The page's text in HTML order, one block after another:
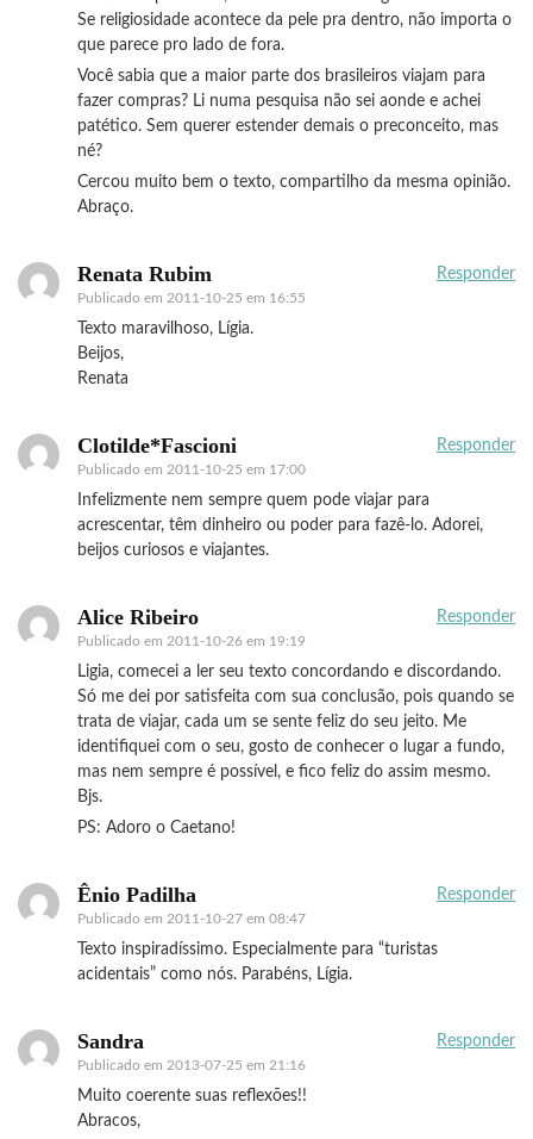
Se religiosidade acontece da pele pra dentro, não importa o
que parece pro lado de fora.
Você sabia que a maior parte dos brasileiros viajam para
fazer compras? Li numa pesquisa não sei aonde e achei
patético. Sem querer estender demais o preconceito, mas
né?
Cercou muito bem o texto, compartilho da mesma opinião.
Abraço.
Renata Rubim
Publicado em 2011-10-25 em 16:55
Responder
Texto maravilhoso, Lígia.
Beijos,
Renata
Clotilde*Fascioni
Publicado em 2011-10-25 em 17:00
Responder
Infelizmente nem sempre quem pode viajar para
acrescentar, têm dinheiro ou poder para fazê-lo. Adorei,
beijos curiosos e viajantes.
Alice Ribeiro
Publicado em 2011-10-26 em 19:19
Responder
Ligia, comecei a ler seu texto concordando e discordando.
Só me dei por satisfeita com sua conclusão, pois quando se
trata de viajar, cada um se sente feliz do seu jeito. Me
identifiquei com o seu, gosto de conhecer o lugar a fundo,
mas nem sempre é possível, e fico feliz do assim mesmo.
Bjs.
PS: Adoro o Caetano!
Ênio Padilha
Publicado em 2011-10-27 em 08:47
Responder
Texto inspiradíssimo. Especialmente para “turistas
acidentais” como nós. Parabéns, Lígia.
Sandra
Publicado em 2013-07-25 em 21:16
Responder
Muito coerente suas reflexões!!
Abracos,